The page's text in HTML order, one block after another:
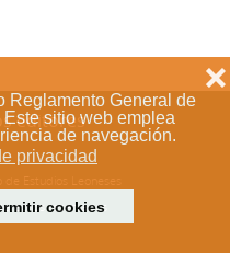
Reglamento General de
sitio web emplea
de navegación.
privacidad
cookies
❌
editores
reservados